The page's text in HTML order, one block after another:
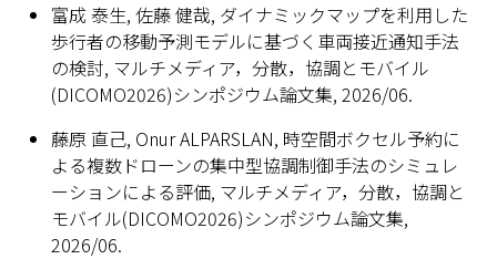
富成 泰生, 佐藤 健哉, ダイナミックマップを利用した
歩行者の移動予測モデルに基づく車両接近通知手法
の検討, マルチメディア，分散，協調とモバイル
(DICOMO2026)シンポジウム論文集, 2026/06.
藤原 直己, Onur ALPARSLAN, 時空間ボクセル予約に
よる複数ドローンの集中型協調制御手法のシミュレ
ーションによる評価, マルチメディア，分散，協調と
モバイル(DICOMO2026)シンポジウム論文集,
2026/06.